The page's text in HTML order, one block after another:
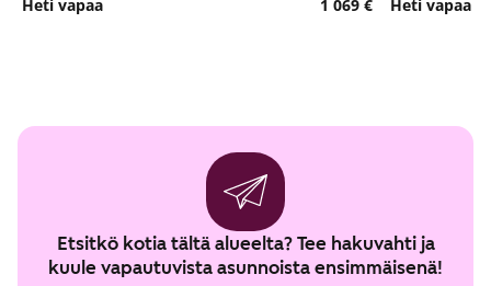
Heti vapaa
1 069 €
Heti vapaa
Etsitkö kotia tältä alueelta? Tee hakuvahti ja
kuule vapautuvista asunnoista ensimmäisenä!